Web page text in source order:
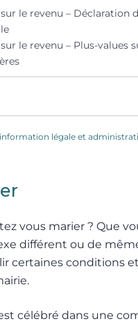
le revenu – Déclaration
le revenu – Plus-values
légale et
vous marier ? Que
différent ou de
certaines conditions
célébré dans une